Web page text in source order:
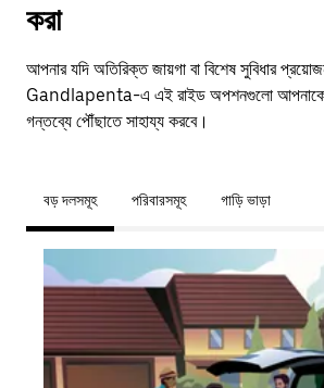
করা
আপনার যদি অতিরিক্ত জায়গা বা বিশেষ সুবিধার
Gandlapenta-এ এই রাইড অপশনগুলো আপনাকে
গন্তব্যে পৌঁছাতে সাহায্য করবে।
বড় দলসমূহ পরিবারসমূহ গাড়ি ভাড়া